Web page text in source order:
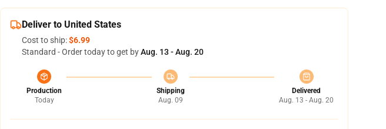
Deliver to United States
Cost to ship:$6.99
Standard - Order today to get byAug. 13 - Aug. 20
Production
Today
Shipping
Aug. 09
Delivered
Aug. 13 - Aug. 20